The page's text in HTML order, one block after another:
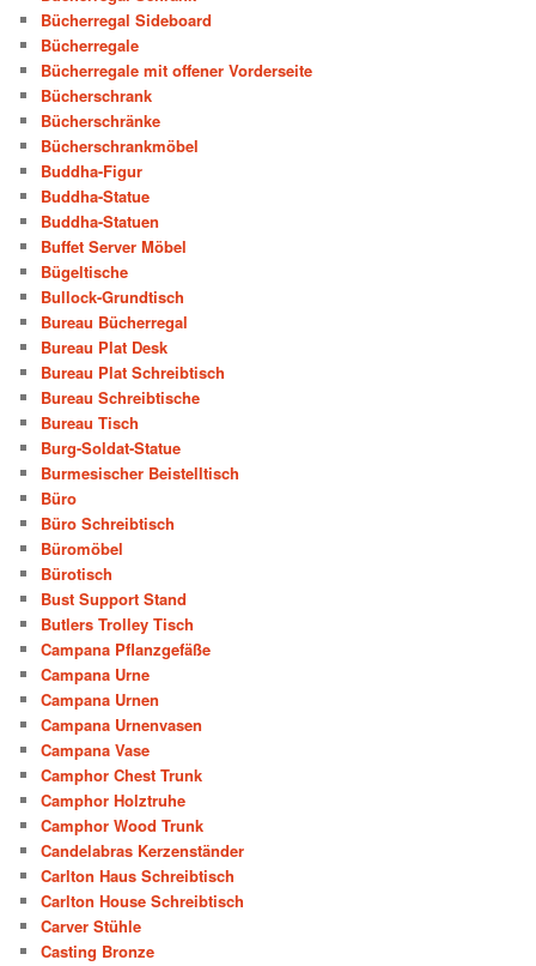
Bücherregal Sideboard
Bücherregale
Bücherregale mit offener Vorderseite
Bücherschrank
Bücherschränke
Bücherschrankmöbel
Buddha-Figur
Buddha-Statue
Buddha-Statuen
Buffet Server Möbel
Bügeltische
Bullock-Grundtisch
Bureau Bücherregal
Bureau Plat Desk
Bureau Plat Schreibtisch
Bureau Schreibtische
Bureau Tisch
Burg-Soldat-Statue
Burmesischer Beistelltisch
Büro
Büro Schreibtisch
Büromöbel
Bürotisch
Bust Support Stand
Butlers Trolley Tisch
Campana Pflanzgefäße
Campana Urne
Campana Urnen
Campana Urnenvasen
Campana Vase
Camphor Chest Trunk
Camphor Holztruhe
Camphor Wood Trunk
Candelabras Kerzenständer
Carlton Haus Schreibtisch
Carlton House Schreibtisch
Carver Stühle
Casting Bronze